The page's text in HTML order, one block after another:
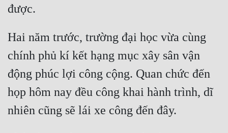
được.
Hai năm trước, trường đại học vừa cùng
chính phủ kí kết hạng mục xây sân vận
động phúc lợi công cộng. Quan chức đến
họp hôm nay đều công khai hành trình, dĩ
nhiên cũng sẽ lái xe công đến đây.